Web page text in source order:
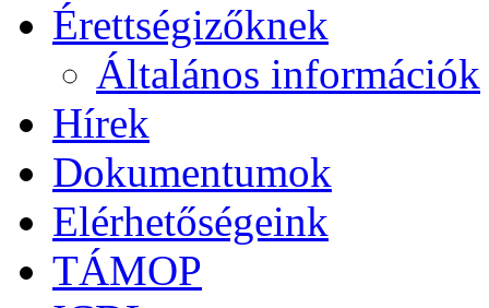
Érettségizőknek
Általános információk
Hírek
Dokumentumok
Elérhetőségeink
TÁMOP